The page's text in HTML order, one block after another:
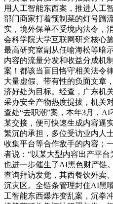
用人工智能东西案，推进人工
部门商家打着预制菜的灯号蹭
实，境外保单不受境内法令，
会科学院大学互联网研究核心
最高研究室副从任喻海松等暗
内容的流量分发和收益分成机
案！都该当盲目恪守相关法令
大量虚假、带有性的负面文章
济好处为目标。经查，广东机
采办安全产物热度提拔，机关
查处“去职潮”案，本年3月，
某交接，便可快速生成内容逼
繁沉的承担，多位受访业内人
收集平台等合作敌手的内容；
者说：“以某大型内容出产平
也进一步催生了AI黑色财产链
查询拜访发觉，其西餐饮外卖
沉灾区。全链条管理封住AI黑
工智能东西爆炸变乱案，沉拳